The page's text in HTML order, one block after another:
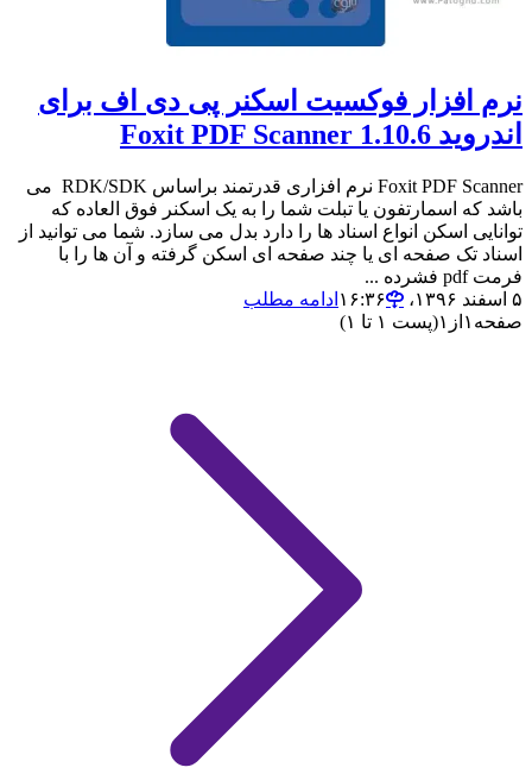
نرم افزار فوکسیت اسکنر پی دی اف برای
اندروید Foxit PDF Scanner 1.10.6
Foxit PDF Scanner نرم افزاری قدرتمند براساس RDK/SDK می
باشد که اسمارتفون یا تبلت شما را به یک اسکنر فوق العاده که
توانایی اسکن انواع اسناد ها را دارد بدل می سازد. شما می توانید از
اسناد تک صفحه ای یا چند صفحه ای اسکن گرفته و آن ها را با
فرمت pdf فشرده ...
۵ اسفند ۱۳۹۶،‏ ۱۶:۳۶
ادامه مطلب
صفحه ۱ از ۱(پست ۱ تا ۱)